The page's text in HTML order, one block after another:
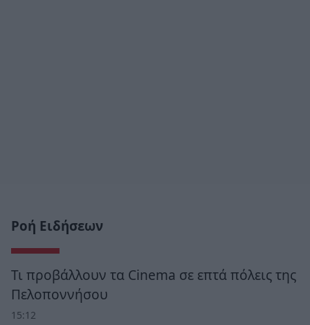
Ροή Ειδήσεων
Τι προβάλλουν τα Cinema σε επτά πόλεις της
Πελοποννήσου
15:12